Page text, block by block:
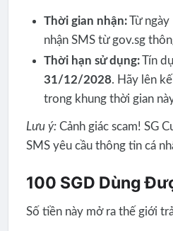
Thời gian nhận:Từ ngày
nhận SMS từ gov.sg
Thời hạn sử dụng:Tín
31/12/2028. Hãy lên
trong khung thời gian
Lưu ý:Cảnh giác scam! SG
SMS yêu cầu thông tin cá
100 SGD Dùng
Số tiền này mở ra thế giới